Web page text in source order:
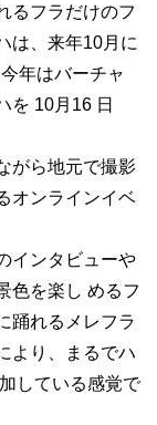
るフラだけのフ
は、来年10月に
年はバーチャ
を 10月16 日
がら地元で撮影
オンラインイベ
インタビューや
色を楽し めるフ
踊れるメレフラ
より、まるでハ
している感覚で